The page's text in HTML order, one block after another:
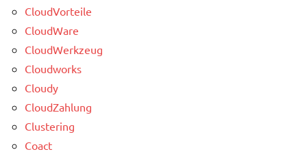
CloudVorteile
CloudWare
CloudWerkzeug
Cloudworks
Cloudy
CloudZahlung
Clustering
Coact